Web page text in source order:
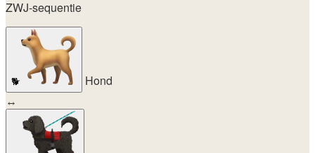
ZWJ-sequentie
🐕
Hond
↔